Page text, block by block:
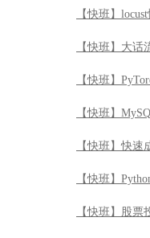
【快班】
【快班】大
【快班】
【快班】
【快班】快
【快班】
【快班】股